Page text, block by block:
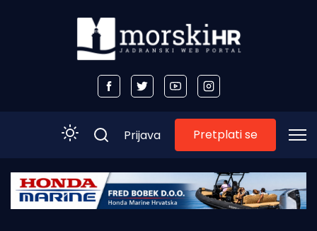
Početna
Prijava Pretplati se